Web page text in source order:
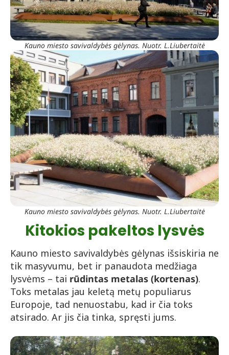
Kauno miesto savivaldybės gėlynas. Nuotr. L.Liubertaitė
Kauno miesto savivaldybės gėlynas. Nuotr. L.Liubertaitė
Kitokios pakeltos lysvės
Kauno miesto savivaldybės gėlynas išsiskiria ne
tik masyvumu, bet ir panaudota medžiaga
lysvėms – tai rūdintas metalas (kortenas).
Toks metalas jau keletą metų populiarus
Europoje, tad nenuostabu, kad ir čia toks
atsirado. Ar jis čia tinka, spręsti jums.